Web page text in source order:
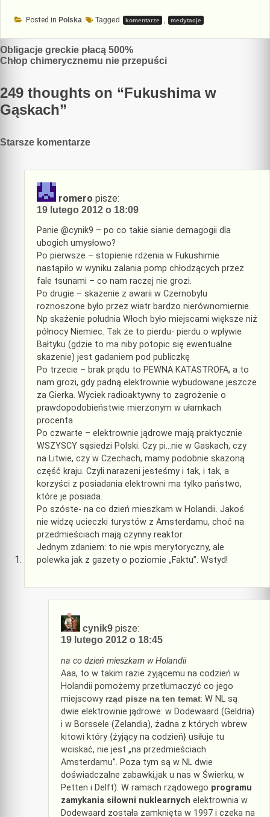
Posted in Polska Tagged komentarze , medytacje
Nawigacja
wpisu
Obligacje greckie płacą 500%
Chłop chimerycznemu nie przepuści
249 thoughts on “Fukushima w
Gąskach”
Nawigacja
Starsze komentarze
romero pisze:
19 lutego 2012 o 18:09
Panie @cynik9 – po co takie sianie demagogii dla
ubogich umysłowo?
Po pierwsze – stopienie rdzenia w Fukushimie
nastąpiło w wyniku zalania pomp chłodzących przez
fale tsunami – co nam raczej nie grozi.
Po drugie – skażenie z awarii w Czernobylu
roznoszone było przez wiatr bardzo nierównomiernie.
Np skażenie południa Włoch było miejscami większe niż
północy Niemiec. Tak że to pierdu- pierdu o wpływie
Bałtyku (gdzie to ma niby potopic się ewentualne
skazenie) jest gadaniem pod publiczkę
Po trzecie – brak prądu to PEWNA KATASTROFA, a to
nam grozi, gdy padną elektrownie wybudowane jeszcze
za Gierka. Wyciek radioaktywny to zagrożenie o
prawdopodobieństwie mierzonym w ułamkach
procenta
Po czwarte – elektrownie jądrowe mają praktycznie
WSZYSCY sąsiedzi Polski. Czy pi…nie w Gaskach, czy
na Litwie, czy w Czechach, mamy podobnie skazoną
część kraju. Czyli narazeni jesteśmy i tak, i tak, a
korzyści z posiadania elektrowni ma tylko państwo,
które je posiada.
Po szóste- na co dzień mieszkam w Holandii. Jakoś
nie widzę ucieczki turystów z Amsterdamu, choć na
przedmieściach mają czynny reaktor.
Jednym zdaniem: to nie wpis merytoryczny, ale
polewka jak z gazety o poziomie „Faktu”. Wstyd!
cynik9 pisze:
19 lutego 2012 o 18:45
na co dzień mieszkam w Holandii
Aaa, to w takim razie żyjącemu na codzień w
Holandii pomożemy przetłumaczyć co jego
miejscowy rząd pisze na ten temat: W NL są
dwie elektrownie jądrowe: w Dodewaard (Geldria)
i w Borssele (Zelandia), żadna z których wbrew
kitowi który {żyjący na codzień} usiłuje tu
wciskać, nie jest „na przedmieściach
Amsterdamu”. Poza tym są w NL dwie
doświadczalne zabawki,jak u nas w Świerku, w
Petten i Delft). W ramach rządowego programu
zamykania siłowni nuklearnych elektrownia w
Dodewaard została zamknięta w 1997 i czeka na